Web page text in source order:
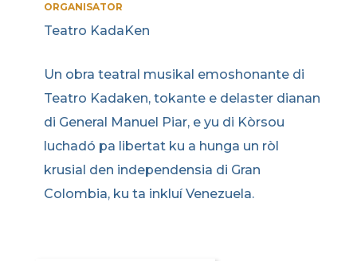
ORGANISATOR
Teatro KadaKen
Un obra teatral musikal emoshonante di
Teatro Kadaken, tokante e delaster dianan
di General Manuel Piar, e yu di Kòrsou
luchadó pa libertat ku a hunga un ròl
krusial den independensia di Gran
Colombia, ku ta inkluí Venezuela.